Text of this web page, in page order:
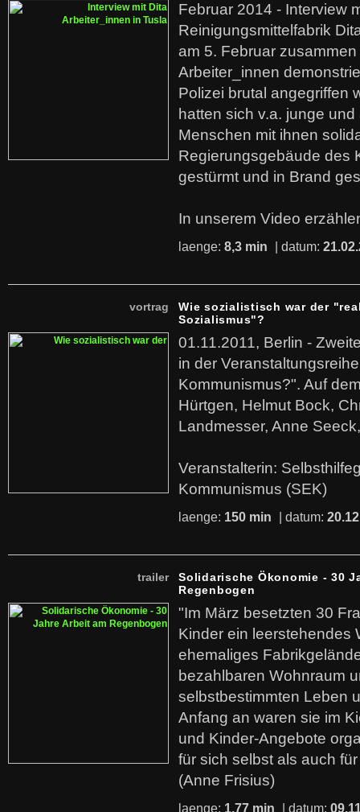
Februar 2014 - Interview
Reinigungsmittelfabrik
am 5. Februar
Arbeiter_innen
Polizei brutal angegriffen
hatten sich v.a. junge
Menschen mit ihnen
Regierungsgebäude des
gestürmt und in Brand
In unserem Video
laenge: 8,3 min | datum:
vortrag
Wie sozialistisch war der
Sozialismus"?
01.11.2011, Berlin -
in der
Kommunismus?". Auf
Hürtgen, Helmut Bock,
Landmesser, Anne
Veranstalterin:
Kommunismus (SEK)
laenge: 150 min | datum:
trailer
Solidarische Ökonomie - 30
Regenbogen
"Im März besetzten 30
Kinder ein leerstehendes
ehemaliges
bezahlbaren Wohnraum
selbstbestimmten Leben
Anfang an waren sie im
und Kinder-Angebote
für sich selbst als auch
(Anne Frisius)
laenge: 1,77 min | datum: